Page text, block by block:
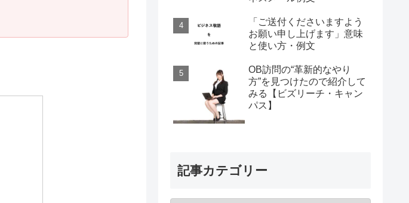
「ご送付くださいますよう
お願い申し上げます」意味
と使い方・例文
OB訪問の“革新的なやり
方”を見つけたので紹介して
みる【ビズリーチ・キャン
パス】
記事カテゴリー